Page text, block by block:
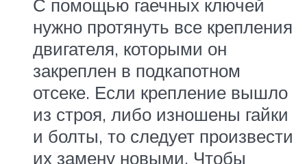
С помощью гаечных ключей
нужно протянуть все крепления
двигателя, которыми он
закреплен в подкапотном
отсеке. Если крепление вышло
из строя, либо изношены гайки
и болты, то следует произвести
их замену новыми. Чтобы